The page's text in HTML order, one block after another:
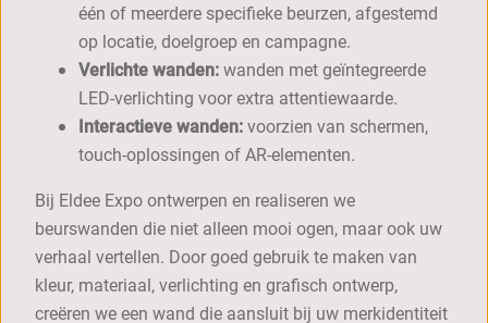
één of meerdere specifieke beurzen, afgestemd
op locatie, doelgroep en campagne.
Verlichte wanden:wanden met geïntegreerde
LED-verlichting voor extra attentiewaarde.
Interactieve wanden:voorzien van schermen,
touch-oplossingen of AR-elementen.
Bij Eldee Expo ontwerpen en realiseren we
beurswanden die niet alleen mooi ogen, maar ook uw
verhaal vertellen. Door goed gebruik te maken van
kleur, materiaal, verlichting en grafisch ontwerp,
creëren we een wand die aansluit bij uw merkidentiteit